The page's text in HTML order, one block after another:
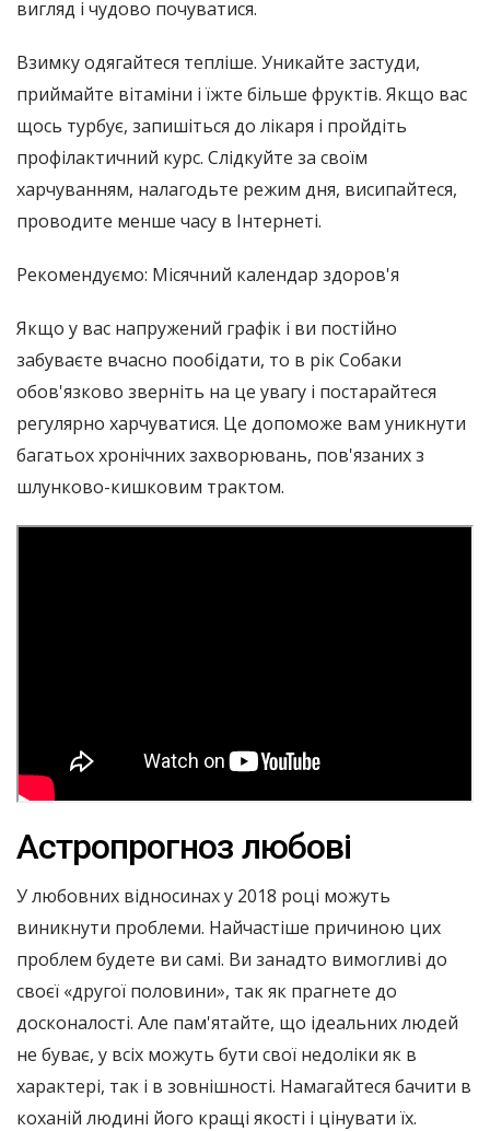
вигляд і чудово почуватися.
Взимку одягайтеся тепліше. Уникайте застуди,
приймайте вітаміни і їжте більше фруктів. Якщо вас
щось турбує, запишіться до лікаря і пройдіть
профілактичний курс. Слідкуйте за своїм
харчуванням, налагодьте режим дня, висипайтеся,
проводите менше часу в Інтернеті.
Рекомендуємо: Місячний календар здоров'я
Якщо у вас напружений графік і ви постійно
забуваєте вчасно пообідати, то в рік Собаки
обов'язково зверніть на це увагу і постарайтеся
регулярно харчуватися. Це допоможе вам уникнути
багатьох хронічних захворювань, пов'язаних з
шлунково-кишковим трактом.
Астропрогноз любові
У любовних відносинах у 2018 році можуть
виникнути проблеми. Найчастіше причиною цих
проблем будете ви самі. Ви занадто вимогливі до
своєї «другої половини», так як прагнете до
досконалості. Але пам'ятайте, що ідеальних людей
не буває, у всіх можуть бути свої недоліки як в
характері, так і в зовнішності. Намагайтеся бачити в
коханій людині його кращі якості і цінувати їх.